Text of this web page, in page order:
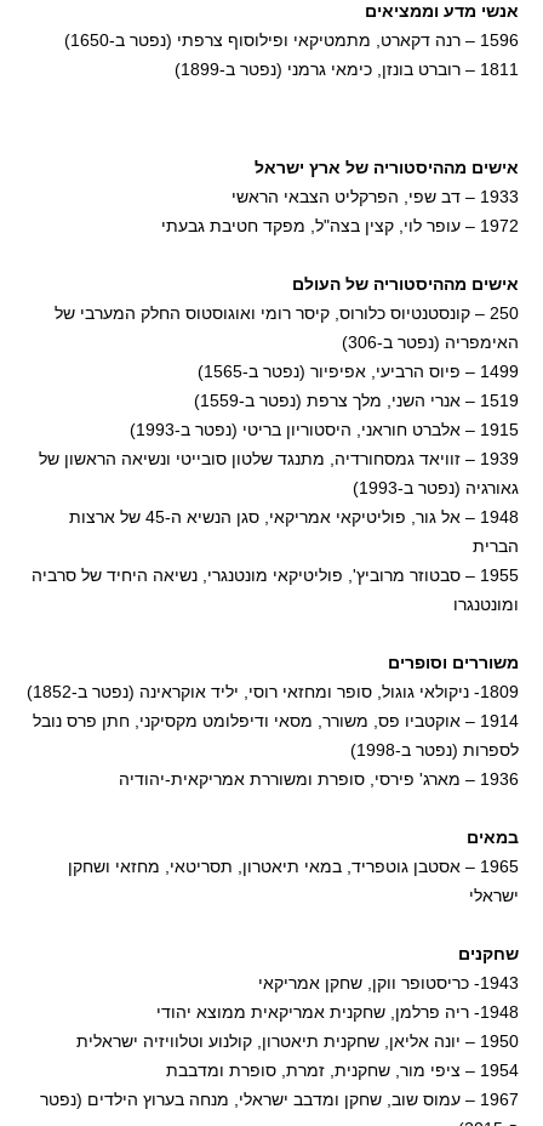
אנשי מדע וממציאים
1596 – רנה דקארט, מתמטיקאי ופילוסוף צרפתי (נפטר ב-1650)
1811 – רוברט בונזן, כימאי גרמני (נפטר ב-1899)
אישים מההיסטוריה של ארץ ישראל
1933 – דב שפי, הפרקליט הצבאי הראשי
1972 – עופר לוי, קצין בצה"ל, מפקד חטיבת גבעתי
אישים מההיסטוריה של העולם
250 – קונסטנטיוס כלורוס, קיסר רומי ואוגוסטוס החלק המערבי של
האימפריה (נפטר ב-306)
1499 – פיוס הרביעי, אפיפיור (נפטר ב-1565)
1519 – אנרי השני, מלך צרפת (נפטר ב-1559)
1915 – אלברט חוראני, היסטוריון בריטי (נפטר ב-1993)
1939 – זוויאד גמסחורדיה, מתנגד שלטון סובייטי ונשיאה הראשון של
גאורגיה (נפטר ב-1993)
1948 – אל גור, פוליטיקאי אמריקאי, סגן הנשיא ה-45 של ארצות
הברית
1955 – סבטוזר מרוביץ', פוליטיקאי מונטנגרי, נשיאה היחיד של סרביה
ומונטנגרו
משוררים וסופרים
1809- ניקולאי גוגול, סופר ומחזאי רוסי, יליד אוקראינה (נפטר ב-1852)
1914 – אוקטביו פס, משורר, מסאי ודיפלומט מקסיקני, חתן פרס נובל
לספרות (נפטר ב-1998)
1936 – מארג' פירסי, סופרת ומשוררת אמריקאית-יהודיה
במאים
1965 – אסטבן גוטפריד, במאי תיאטרון, תסריטאי, מחזאי ושחקן
ישראלי
שחקנים
1943- כריסטופר ווקן, שחקן אמריקאי
1948- ריה פרלמן, שחקנית אמריקאית ממוצא יהודי
1950 – יונה אליאן, שחקנית תיאטרון, קולנוע וטלוויזיה ישראלית
1954 – ציפי מור, שחקנית, זמרת, סופרת ומדבבת
1967 – עמוס שוב, שחקן ומדבב ישראלי, מנחה בערוץ הילדים (נפטר